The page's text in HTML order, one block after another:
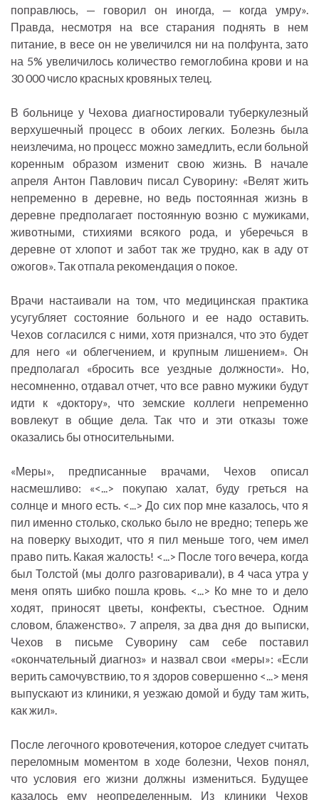
поправлюсь, — говорил он иногда, — когда умру».
Правда, несмотря на все старания поднять в нем
питание, в весе он не увеличился ни на полфунта, зато
на 5% увеличилось количество гемоглобина крови и на
30 000 число красных кровяных телец.
В больнице у Чехова диагностировали туберкулезный
верхушечный процесс в обоих легких. Болезнь была
неизлечима, но процесс можно замедлить, если больной
коренным образом изменит свою жизнь. В начале
апреля Антон Павлович писал Суворину: «Велят жить
непременно в деревне, но ведь постоянная жизнь в
деревне предполагает постоянную возню с мужиками,
животными, стихиями всякого рода, и уберечься в
деревне от хлопот и забот так же трудно, как в аду от
ожогов». Так отпала рекомендация о покое.
Врачи настаивали на том, что медицинская практика
усугубляет состояние больного и ее надо оставить.
Чехов согласился с ними, хотя признался, что это будет
для него «и облегчением, и крупным лишением». Он
предполагал «бросить все уездные должности». Но,
несомненно, отдавал отчет, что все равно мужики будут
идти к «доктору», что земские коллеги непременно
вовлекут в общие дела. Так что и эти отказы тоже
оказались бы относительными.
«Меры», предписанные врачами, Чехов описал
насмешливо: «<...> покупаю халат, буду греться на
солнце и много есть. <...> До сих пор мне казалось, что я
пил именно столько, сколько было не вредно; теперь же
на поверку выходит, что я пил меньше того, чем имел
право пить. Какая жалость! <...> После того вечера, когда
был Толстой (мы долго разговаривали), в 4 часа утра у
меня опять шибко пошла кровь. <...> Ко мне то и дело
ходят, приносят цветы, конфекты, съестное. Одним
словом, блаженство». 7 апреля, за два дня до выписки,
Чехов в письме Суворину сам себе поставил
«окончательный диагноз» и назвал свои «меры»: «Если
верить самочувствию, то я здоров совершенно <...> меня
выпускают из клиники, я уезжаю домой и буду там жить,
как жил».
После легочного кровотечения, которое следует считать
переломным моментом в ходе болезни, Чехов понял,
что условия его жизни должны измениться. Будущее
казалось ему неопределенным. Из клиники Чехов